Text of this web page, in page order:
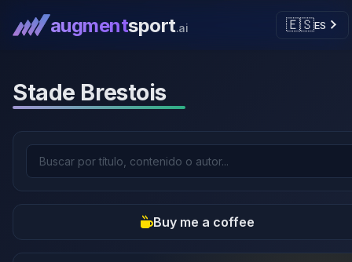
augmentsport.ai 🇪🇸ES
Stade Brestois
Buy me a coffee